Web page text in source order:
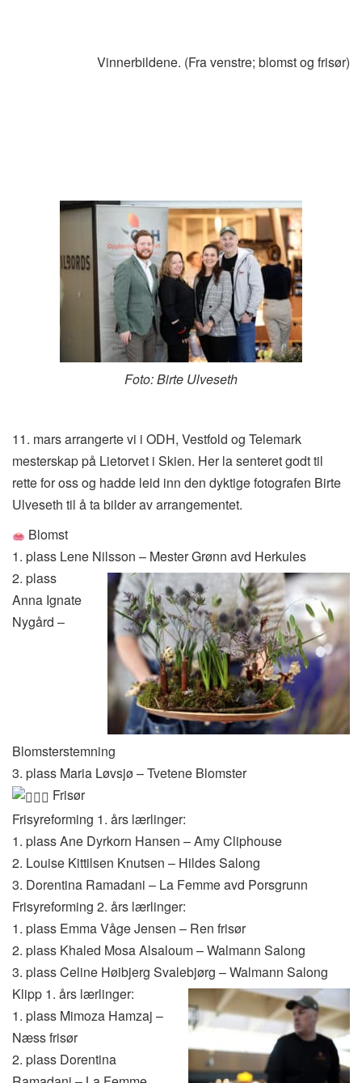
Vinnerbildene. (Fra venstre; blomst og frisør)
Foto: Birte Ulveseth
11. mars arrangerte vi i ODH, Vestfold og Telemark
mesterskap på Lietorvet i Skien. Her la senteret godt til
rette for oss og hadde leid inn den dyktige fotografen Birte
Ulveseth til å ta bilder av arrangementet.
Blomst
1. plass Lene Nilsson – Mester Grønn avd Herkules
2. plass
Anna Ignate
Nygård –
Blomsterstemning
3. plass Maria Løvsjø – Tvetene Blomster
Frisør
Frisyreforming 1. års lærlinger:
1. plass Ane Dyrkorn Hansen – Amy Cliphouse
2. Louise Kittilsen Knutsen – Hildes Salong
3. Dorentina Ramadani – La Femme avd Porsgrunn
Frisyreforming 2. års lærlinger:
1. plass Emma Våge Jensen – Ren frisør
2. plass Khaled Mosa Alsaloum – Walmann Salong
3. plass Celine Høibjerg Svalebjørg – Walmann Salong
Klipp 1. års lærlinger:
1. plass Mimoza Hamzaj –
Næss frisør
2. plass Dorentina